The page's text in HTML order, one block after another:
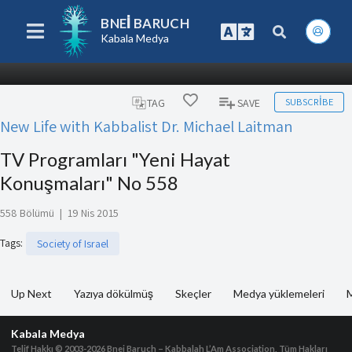
BNEI BARUCH
Kabala Medya
TAG SAVE SUBSCRIBE
New Life with Kabbalist Dr. Michael Laitman
TV Programları "Yeni Hayat
Konuşmaları" No 558
558 Bölümü | 19 Nis 2015
Tags: Society of Israel
Up Next Yazıya dökülmüş Skeçler Medya yüklemeleri
Kabala Medya
Telif Hakkı © 2003-2026Bnei Baruch – Kabbalah L’Am Association, Tüm Hakları